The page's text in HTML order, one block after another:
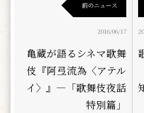
前のニュース
2016/06/17
亀蔵が語るシネマ歌舞
伎『阿弖流為〈アテル
イ〉』―「歌舞伎夜話
特別篇」